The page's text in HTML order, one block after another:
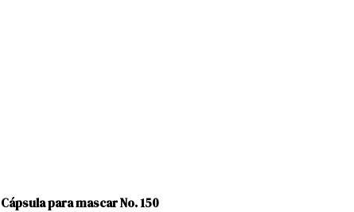
Cápsula para mascar No. 150